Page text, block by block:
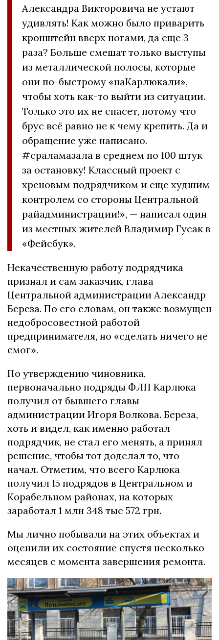
Александра Викторовича не устают
удивлять! Как можно было приварить
кронштейн вверх ногами, да еще 3
раза? Больше смешат только выступы
из металлической полосы, которые
они по-быстрому «наКарлюкали»,
чтобы хоть как-то выйти из ситуации.
Только это их не спасет, потому что
брус всё равно не к чему крепить. Да и
обращение уже написано.
#сраламазала в среднем по 100 штук
за остановку! Классный проект с
хреновым подрядчиком и еще худшим
контролем со стороны Центральной
райадминистрации!», — написал один
из местных жителей Владимир Гусак в
«Фейсбук».
Некачественную работу подрядчика
признал и сам заказчик, глава
Центральной администрации Александр
Береза. По его словам, он также возмущен
недобросовестной работой
предпринимателя, но «сделать ничего не
смог».
По утверждению чиновника,
первоначально подряды ФЛП Карлюка
получил от бывшего главы
администрации Игоря Волкова. Береза,
хоть и видел, как именно работал
подрядчик, не стал его менять, а принял
решение, чтобы тот доделал то, что
начал. Отметим, что всего Карлюка
получил 15 подрядов в Центральном и
Корабельном районах, на которых
заработал 1 млн 348 тыс 572 грн.
Мы лично побывали на этих объектах и
оценили их состояние спустя несколько
месяцев с момента завершения ремонта.